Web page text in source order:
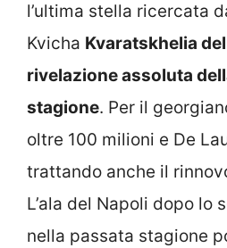
l’ultima stella ricercata
Kvicha Kvaratskhelia
rivelazione assoluta
stagione. Per il
oltre 100 milioni e De
trattando anche il
L’ala del Napoli dopo lo
nella passata stagione